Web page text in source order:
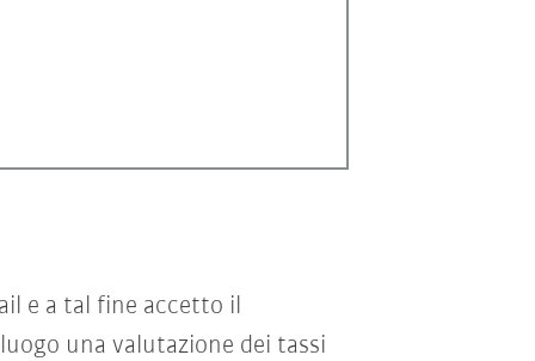
e a tal fine accetto il
una valutazione dei tassi